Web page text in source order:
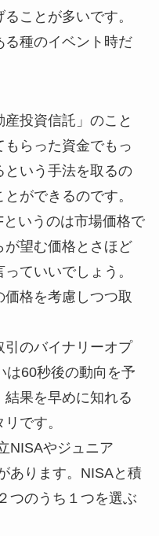
ことが多いです。
る種のイベント時だ
投資信託」のこと
らった資金でもっ
という手法を取るの
ができるのです。
いうのは市場価格で
望む価格とさほど
ていいでしょう。
格を考慮しつつ取
引のバイナリーオプ
は60秒後の動向を予
果を早めに知れる
です。
NISAやジュニア
あります。NISAと積
つのうち１つを選ぶ